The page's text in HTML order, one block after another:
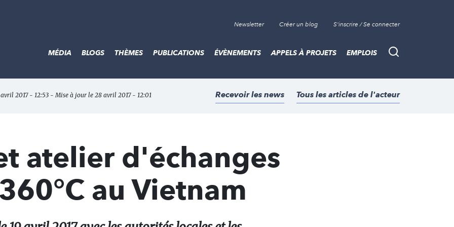
Newsletter Créer un blog S'inscrire / Se connecter
Recherche
MÉDIA BLOGS THÈMES PUBLICATIONS ÉVÈNEMENTS APPELS À PROJETS EMPLOIS
2017 - 12:53 - Mise à jour le 28 avril 2017 - 12:01 Recevoir les news Tous les articles de l'acteur
atelier d'échanges
au Vietnam